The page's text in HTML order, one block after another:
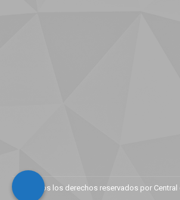
Todos los derechos reservados por